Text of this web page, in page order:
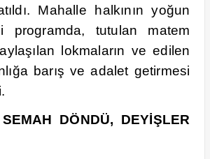
Mahalle halkının yoğun
programda, tutulan matem
lokmaların ve edilen
barış ve adalet getirmesi
DÖNDÜ, DEYİŞLER